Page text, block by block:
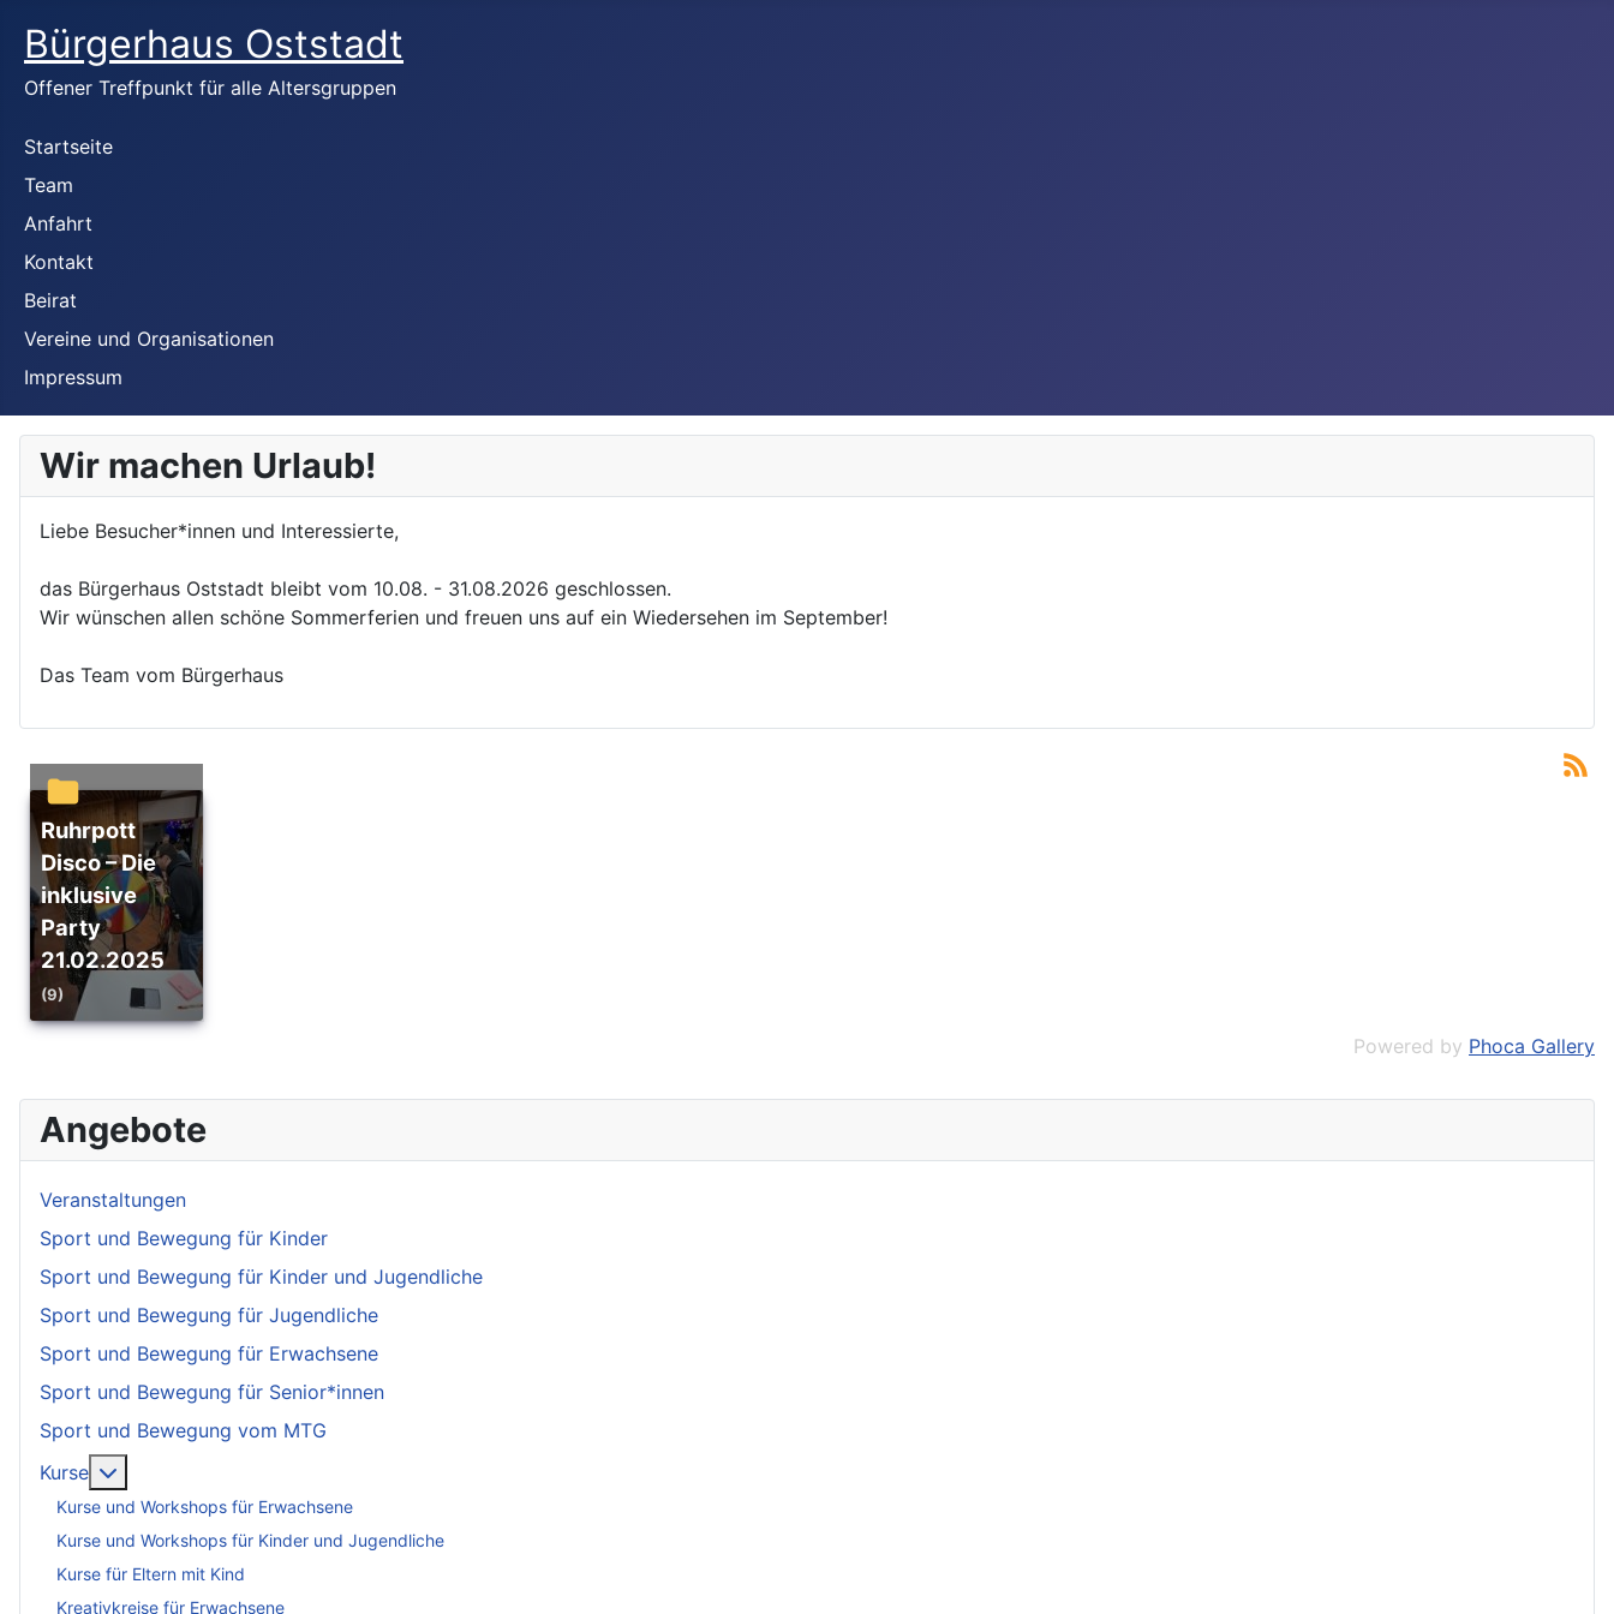
Bürgerhaus Oststadt
Offener Treffpunkt für alle Altersgruppen
Startseite
Team
Anfahrt
Kontakt
Beirat
Vereine und Organisationen
Impressum
Wir machen Urlaub!
Liebe Besucher*innen und Interessierte,
das Bürgerhaus Oststadt bleibt vom 10.08. - 31.08.2026 geschlossen.
Wir wünschen allen schöne Sommerferien und freuen uns auf ein Wiedersehen im September!
Das Team vom Bürgerhaus
Ruhrpott
Disco – Die
inklusive
Party
21.02.2025
(9)
Powered by Phoca Gallery
Angebote
Veranstaltungen
Sport und Bewegung für Kinder
Sport und Bewegung für Kinder und Jugendliche
Sport und Bewegung für Jugendliche
Sport und Bewegung für Erwachsene
Sport und Bewegung für Senior*innen
Sport und Bewegung vom MTG
Kurse
Kurse und Workshops für Erwachsene
Kurse und Workshops für Kinder und Jugendliche
Kurse für Eltern mit Kind
Kreativkreise für Erwachsene